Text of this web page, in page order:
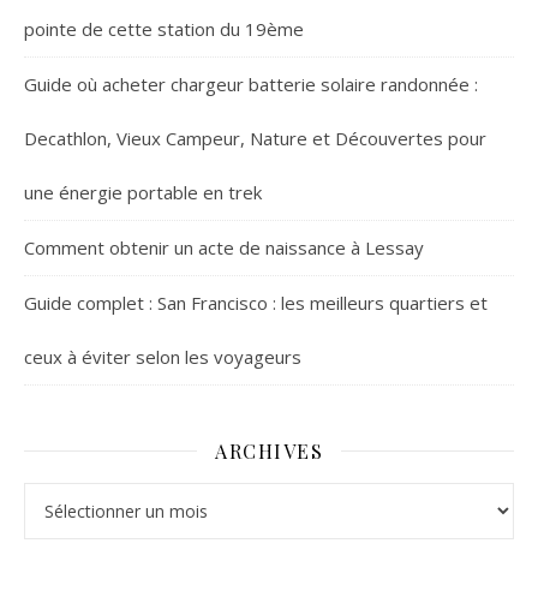
pointe de cette station du 19ème
Guide où acheter chargeur batterie solaire randonnée :
Decathlon, Vieux Campeur, Nature et Découvertes pour
une énergie portable en trek
Comment obtenir un acte de naissance à Lessay
Guide complet : San Francisco : les meilleurs quartiers et
ceux à éviter selon les voyageurs
ARCHIVES